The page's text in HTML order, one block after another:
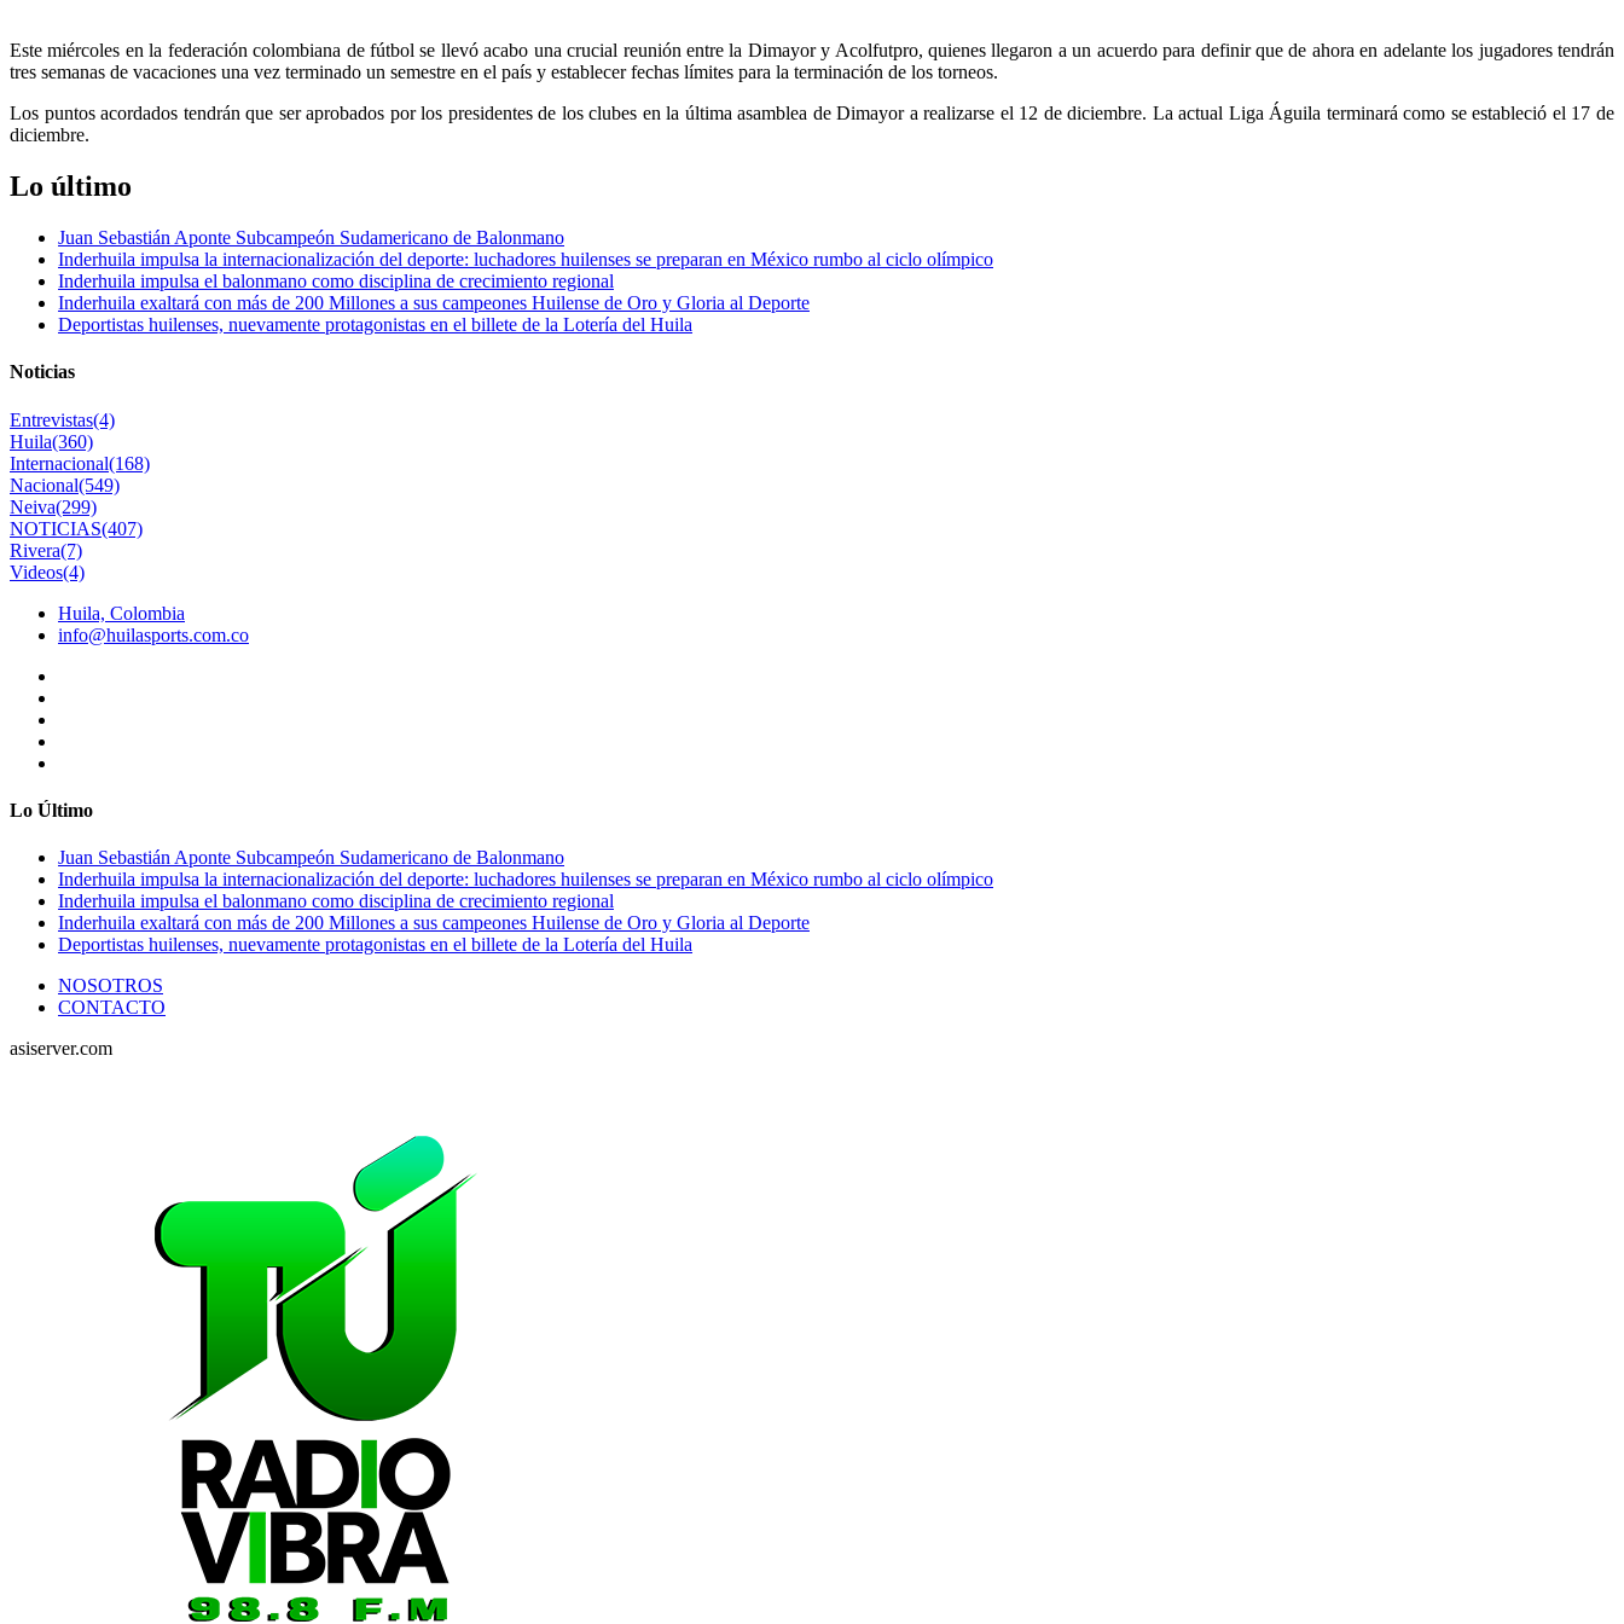
Este miércoles en la federación colombiana de fútbol se llevó acabo una crucial reunión entre la Dimayor y Acolfutpro, quienes llegaron a un acuerdo para definir que de ahora en adelante los jugadores tendrán
tres semanas de vacaciones una vez terminado un semestre en el país y establecer fechas límites para la terminación de los torneos.
Los puntos acordados tendrán que ser aprobados por los presidentes de los clubes en la última asamblea de Dimayor a realizarse el 12 de diciembre. La actual Liga Águila terminará como se estableció el 17 de
diciembre.
Lo último
Juan Sebastián Aponte Subcampeón Sudamericano de Balonmano
Inderhuila impulsa la internacionalización del deporte: luchadores huilenses se preparan en México rumbo al ciclo olímpico
Inderhuila impulsa el balonmano como disciplina de crecimiento regional
Inderhuila exaltará con más de 200 Millones a sus campeones Huilense de Oro y Gloria al Deporte
Deportistas huilenses, nuevamente protagonistas en el billete de la Lotería del Huila
Noticias
Entrevistas(4)
Huila(360)
Internacional(168)
Nacional(549)
Neiva(299)
NOTICIAS(407)
Rivera(7)
Videos(4)
Huila, Colombia
info@huilasports.com.co
Lo Último
Juan Sebastián Aponte Subcampeón Sudamericano de Balonmano
Inderhuila impulsa la internacionalización del deporte: luchadores huilenses se preparan en México rumbo al ciclo olímpico
Inderhuila impulsa el balonmano como disciplina de crecimiento regional
Inderhuila exaltará con más de 200 Millones a sus campeones Huilense de Oro y Gloria al Deporte
Deportistas huilenses, nuevamente protagonistas en el billete de la Lotería del Huila
NOSOTROS
CONTACTO
asiserver.com